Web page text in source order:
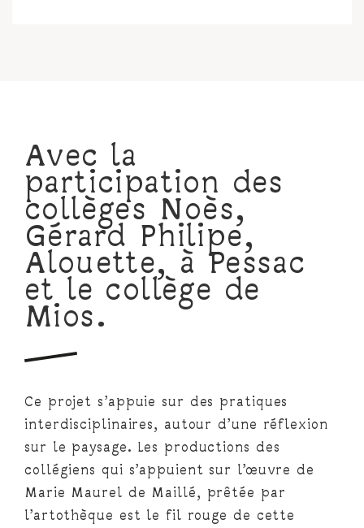
Avec la
participation des
collèges Noès,
Gérard Philipe,
Alouette, à Pessac
et le collège de
Mios.
Ce projet s’appuie sur des pratiques
interdisciplinaires, autour d’une réflexion
sur le paysage. Les productions des
collégiens qui s’appuient sur l’œuvre de
Marie Maurel de Maillé, prêtée par
l’artothèque est le fil rouge de cette